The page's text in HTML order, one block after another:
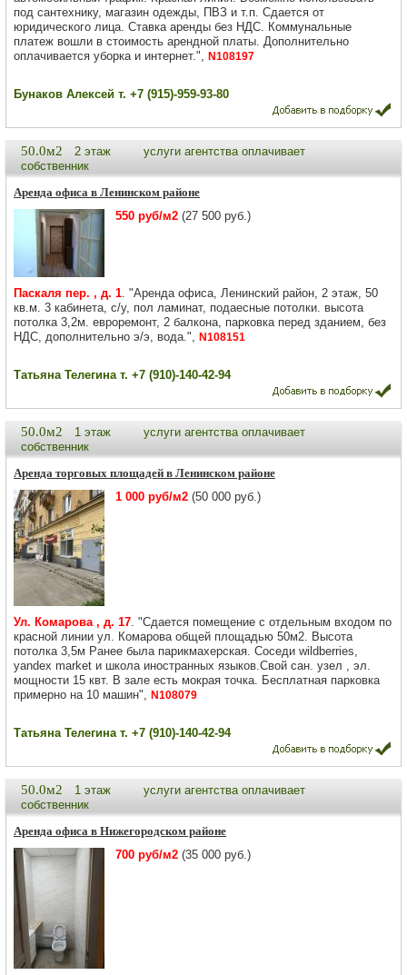
под сантехнику, магазин одежды, ПВЗ и т.п. Сдается от
юридического лица. Ставка аренды без НДС. Коммунальные
платеж вошли в стоимость арендной платы. Дополнительно
оплачивается уборка и интернет.", N108197
Бунаков Алексей т. +7 (915)-959-93-80
50.0м2 2 этаж
услуги агентства оплачивает
собственник
Аренда офиса в Ленинском районе
550 руб/м2 (27 500 руб.)
Паскаля пер. , д. 1. "Аренда офиса, Ленинский район, 2 этаж, 50
кв.м. 3 кабинета, с/у, пол ламинат, подаесные потолки. высота
потолка 3,2м. евроремонт, 2 балкона, парковка перед зданием, без
НДС, дополнительно э/э, вода.", N108151
Татьяна Телегина т. +7 (910)-140-42-94
50.0м2 1 этаж
услуги агентства оплачивает
собственник
Аренда торговых площадей в Ленинском районе
1 000 руб/м2 (50 000 руб.)
Ул. Комарова , д. 17. "Сдается помещение с отдельным входом по
красной линии ул. Комарова общей площадью 50м2. Высота
потолка 3,5м Ранее была парикмахерская. Соседи wildberries,
yandex market и школа иностранных языков.Свой сан. узел , эл.
мощности 15 квт. В зале есть мокрая точка. Бесплатная парковка
примерно на 10 машин", N108079
Татьяна Телегина т. +7 (910)-140-42-94
50.0м2 1 этаж
услуги агентства оплачивает
собственник
Аренда офиса в Нижегородском районе
700 руб/м2 (35 000 руб.)